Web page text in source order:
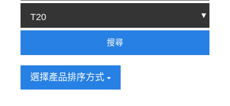
搜尋
選擇產品排序方式